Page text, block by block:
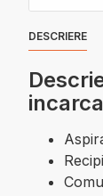
DESCRIERE